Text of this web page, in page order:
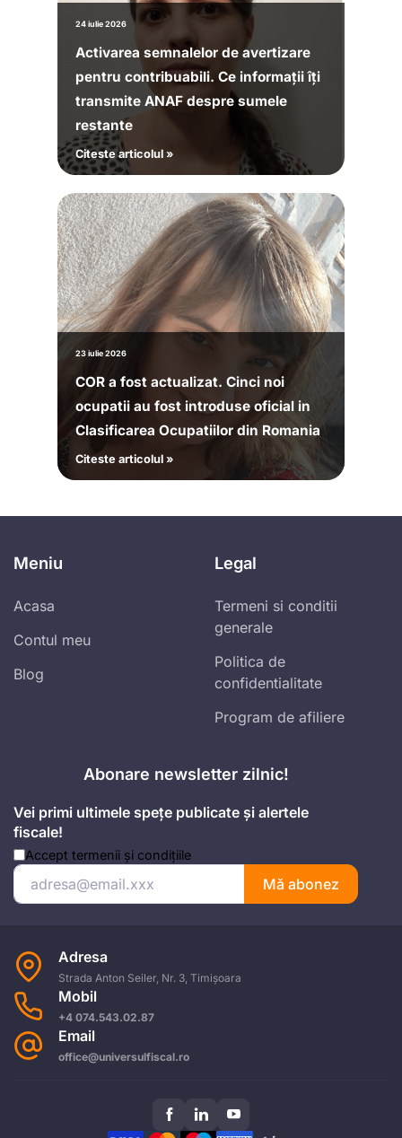
24 iulie 2026
Activarea semnalelor de avertizare
pentru contribuabili. Ce informații îți
transmite ANAF despre sumele
restante
Citeste articolul »
23 iulie 2026
COR a fost actualizat. Cinci noi
ocupatii au fost introduse oficial in
Clasificarea Ocupatiilor din Romania
Citeste articolul »
Meniu
Acasa
Contul meu
Blog
Legal
Termeni si conditii
generale
Politica de
confidentialitate
Program de afiliere
Abonare newsletter zilnic!
Vei primi ultimele spețe publicate și alertele
fiscale!
Accept termenii și condițiile
Mă abonez
Adresa
Strada Anton Seiler, Nr. 3, Timișoara
Mobil
+4 074.543.02.87
Email
office@universulfiscal.ro